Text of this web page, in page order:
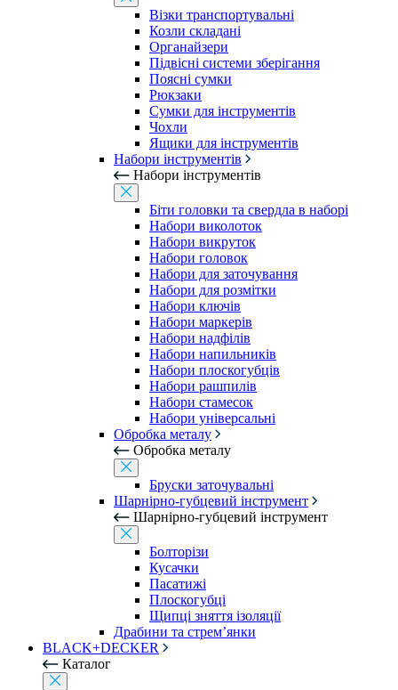
Візки транспортувальні
Козли складані
Органайзери
Підвісні системи зберігання
Поясні сумки
Рюкзаки
Сумки для інструментів
Чохли
Ящики для інструментів
Набори інструментів
Набори інструментів
Біти головки та свердла в наборі
Набори виколоток
Набори викруток
Набори головок
Набори для заточування
Набори для розмітки
Набори ключів
Набори маркерів
Набори надфілів
Набори напильників
Набори плоскогубців
Набори рашпилів
Набори стамесок
Набори універсальні
Обробка металу
Обробка металу
Бруски заточувальні
Шарнірно-губцевий інструмент
Шарнірно-губцевий інструмент
Болторізи
Кусачки
Пасатижі
Плоскогубці
Щипці зняття ізоляції
Драбини та стрем’янки
BLACK+DECKER
Каталог